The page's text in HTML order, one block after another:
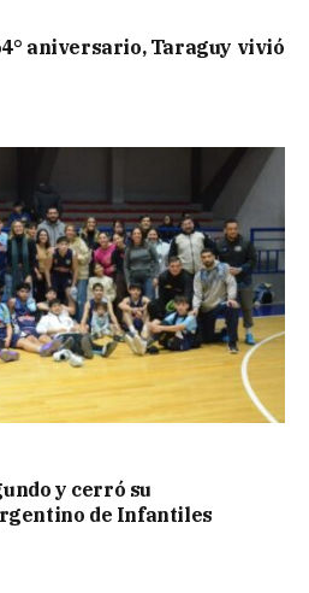
aniversario, Taraguy vivió
y cerró su
de Infantiles